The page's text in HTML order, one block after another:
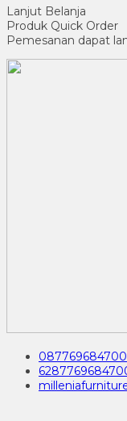
Lanjut Belanja
Produk Quick Order
Pemesanan dapat
087769684700